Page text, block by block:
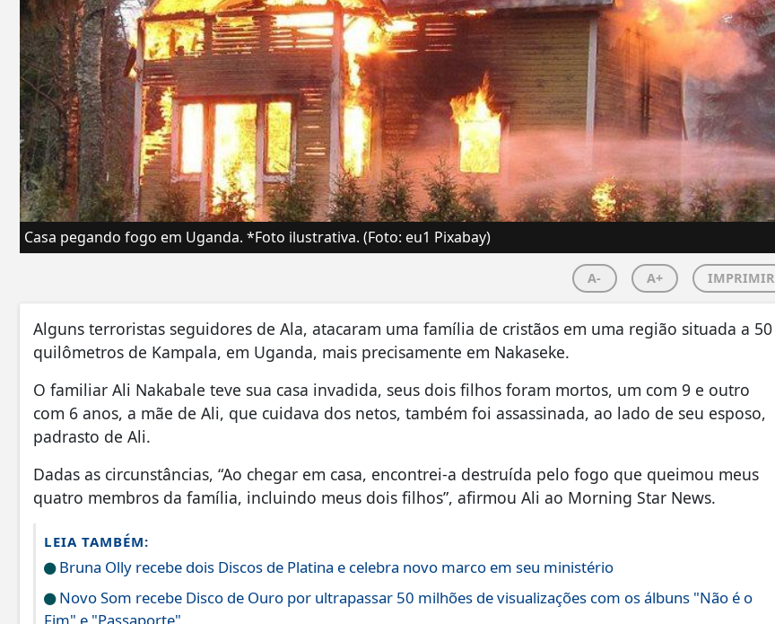
Casa pegando fogo em Uganda. *Foto ilustrativa. (Foto: eu1 Pixabay)
A- A+ IMPRIMIR
Alguns terroristas seguidores de Ala, atacaram uma família de cristãos em uma região situada a 50
quilômetros de Kampala, em Uganda, mais precisamente em Nakaseke.
O familiar Ali Nakabale teve sua casa invadida, seus dois filhos foram mortos, um com 9 e outro
com 6 anos, a mãe de Ali, que cuidava dos netos, também foi assassinada, ao lado de seu esposo,
padrasto de Ali.
Dadas as circunstâncias, “Ao chegar em casa, encontrei-a destruída pelo fogo que queimou meus
quatro membros da família, incluindo meus dois filhos”, afirmou Ali ao Morning Star News.
LEIA TAMBÉM:
Bruna Olly recebe dois Discos de Platina e celebra novo marco em seu ministério
Novo Som recebe Disco de Ouro por ultrapassar 50 milhões de visualizações com os álbuns "Não é o